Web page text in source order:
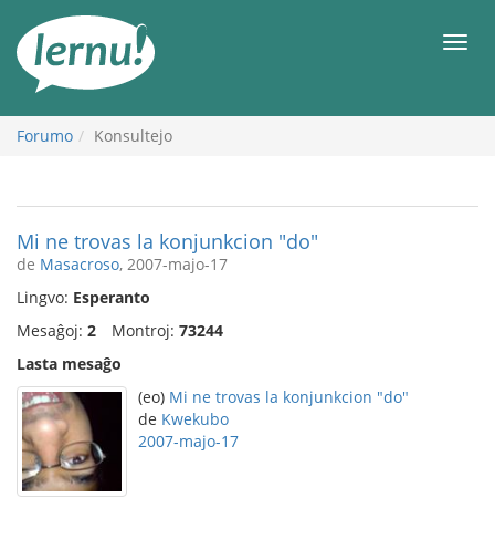
enhavo
Forumo Konsultejo
Mi ne trovas la konjunkcion "do"
de Masacroso, 2007-majo-17
Lingvo: Esperanto
Mesaĝoj: 2 Montroj: 73244
Lasta mesaĝo
(eo) Mi ne trovas la konjunkcion "do"
de Kwekubo
2007-majo-17